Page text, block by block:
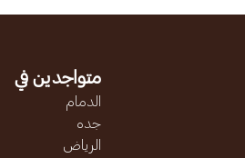
متواجدين في
الدمام
جده
الرياض